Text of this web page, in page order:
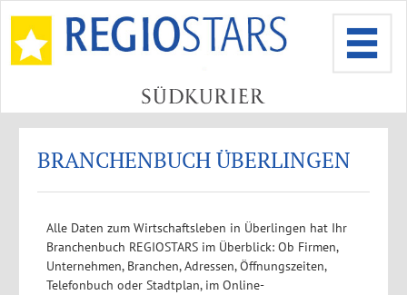
BRANCHENBUCH ÜBERLINGEN
Alle Daten zum Wirtschaftsleben in Überlingen hat Ihr
Branchenbuch REGIOSTARS im Überblick: Ob Firmen,
Unternehmen, Branchen, Adressen, Öffnungszeiten,
Telefonbuch oder Stadtplan, im Online-